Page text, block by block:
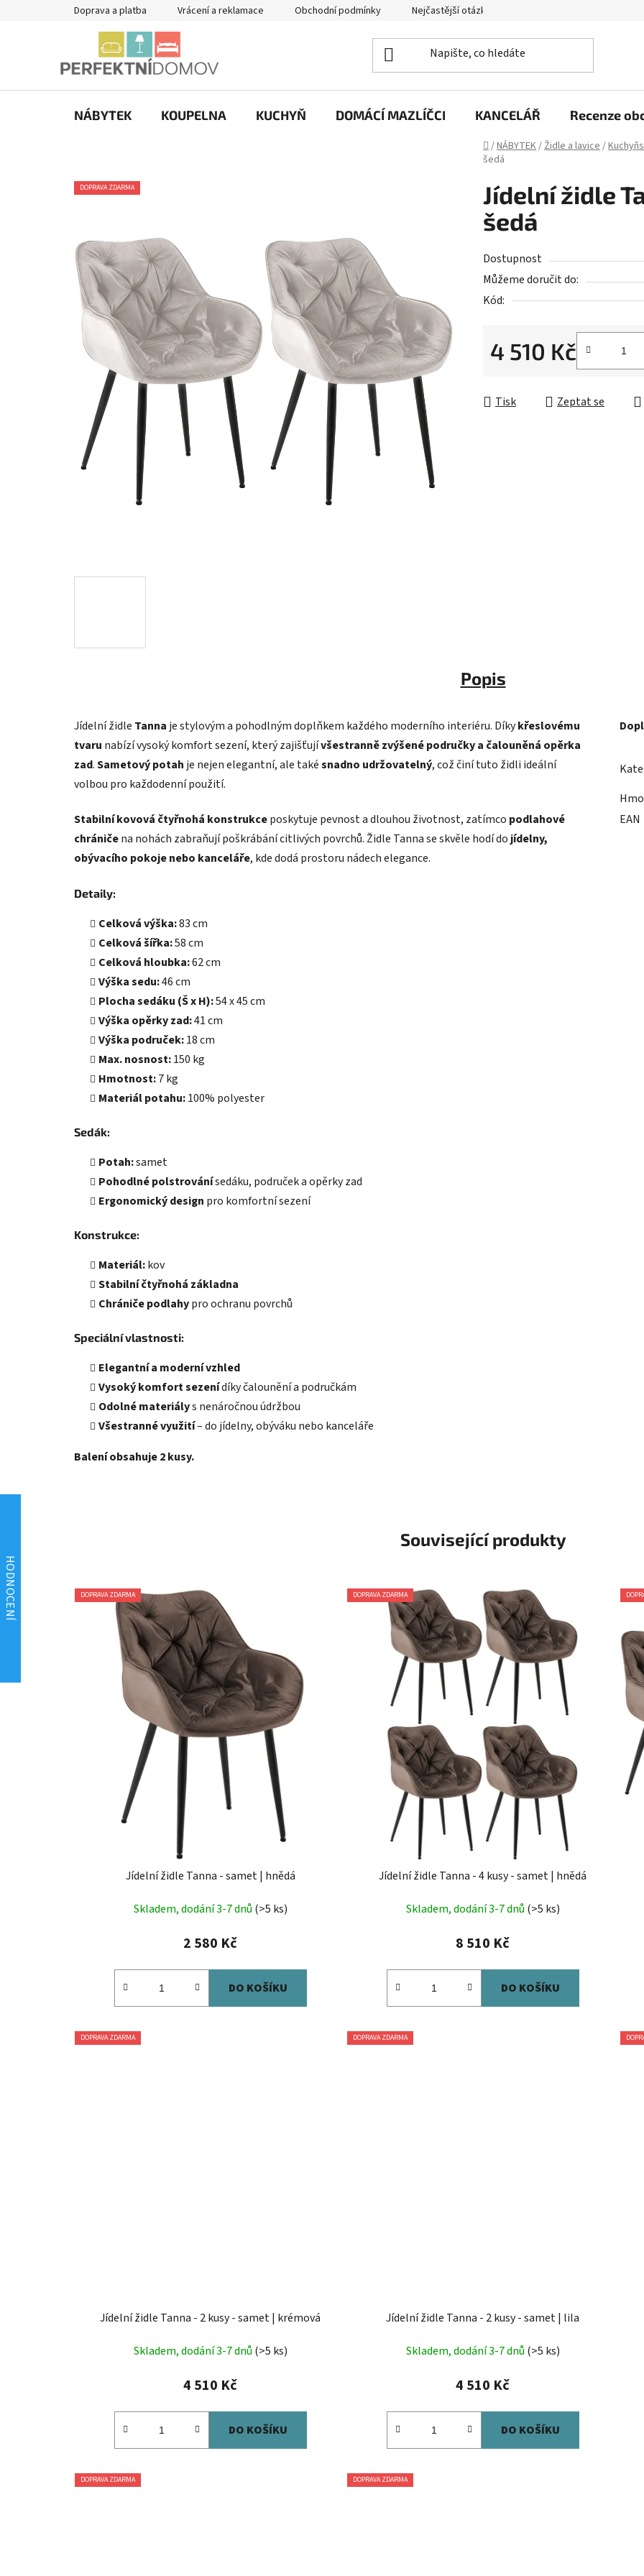
Doprava a platba Vrácení a reklamace Obchodní podmínky Nejčastější otázky
NÁBYTEK KOUPELNA KUCHYŇ DOMÁCÍ MAZLÍČCI KANCELÁŘ Recenze
Domů
/NÁBYTEK/Židle a lavice/
šedá
Jídelní židle
šedá
Dostupnost
Můžeme doručit do:
Kód:
4 510 Kč
Tisk Zeptat se
DOPRAVA ZDARMA
Popis
Jídelní židle Tanna je stylovým a pohodlným doplňkem každého moderního interiéru. Díkykřeslovému
tvaru nabízí vysoký komfort sezení, který zajišťujívšestranně zvýšené područky a čalouněná opěrka
zad.Sametový potah je nejen elegantní, ale takésnadno udržovatelný, což činí tuto židli ideální
volbou pro každodenní použití.
Stabilní kovová čtyřnohá konstrukceposkytuje pevnost a dlouhou životnost, zatímco podlahové
chráničena nohách zabraňují poškrábání citlivých povrchů. Židle Tanna se skvěle hodí do jídelny,
obývacího pokoje nebo kanceláře, kde dodá prostoru nádech elegance.
Detaily:
Celková výška:83 cm
Celková šířka:58 cm
Celková hloubka:62 cm
Výška sedu:46 cm
Plocha sedáku (Š x H):54 x 45 cm
Výška opěrky zad:41 cm
Výška područek:18 cm
Max. nosnost:150 kg
Hmotnost:7 kg
Materiál potahu:100% polyester
Sedák:
Potah:samet
Pohodlné polstrovánísedáku, područek a opěrky zad
Ergonomický design pro komfortní sezení
Konstrukce:
Materiál:kov
Stabilní čtyřnohá základna
Chrániče podlahypro ochranu povrchů
Speciální vlastnosti:
Elegantní a moderní vzhled
Vysoký komfort sezenídíky čalounění a područkám
Odolné materiálys nenáročnou údržbou
Všestranné využití– do jídelny, obýváku nebo kanceláře
Balení obsahuje 2 kusy.
EAN
Související produkty
DOPRAVA ZDARMA
Jídelní židle Tanna - samet | hnědá
Skladem, dodání 3-7 dnů (>5 ks)
2 580 Kč
DO KOŠÍKU
DOPRAVA ZDARMA
Jídelní židle Tanna - 4 kusy - samet | hnědá
Skladem, dodání 3-7 dnů (>5 ks)
8 510 Kč
DO KOŠÍKU
DOPRAVA ZDARMA
Jídelní židle Tanna - 2 kusy - samet | krémová
Skladem, dodání 3-7 dnů (>5 ks)
4 510 Kč
DO KOŠÍKU
DOPRAVA ZDARMA
Jídelní židle Tanna - 2 kusy - samet | lila
Skladem, dodání 3-7 dnů (>5 ks)
4 510 Kč
DO KOŠÍKU
DOPRAVA ZDARMA DOPRAVA ZDARMA